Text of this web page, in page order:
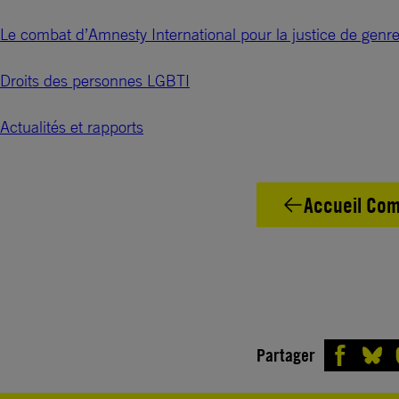
Le combat d’Amnesty International pour la justice de genre
Droits des personnes LGBTI
Actualités et rapports
Accueil
Partager